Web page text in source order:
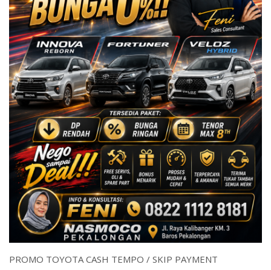
PROMO TOYOTA CASH TEMPO / SKIP PAYMENT